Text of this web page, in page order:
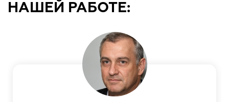
НАШЕЙ РАБОТЕ: